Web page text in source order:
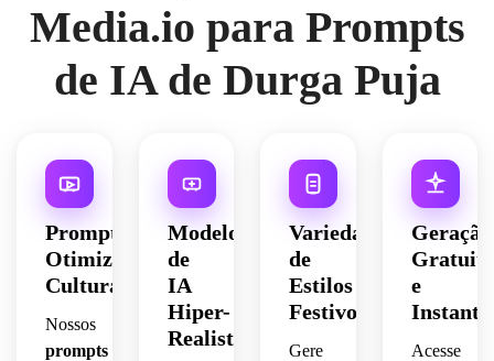
Media.io para Prompts
de IA de Durga Puja
Prompts
Otimizados
Culturalmente
Nossos
prompts
Modelos
de
IA
Hiper-
Realistas
Variedade
de
Estilos
Festivos
Gere
Geração
Gratuita
e
Acesse